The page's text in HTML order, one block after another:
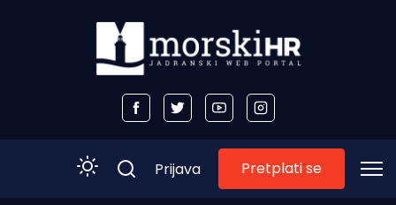
Prijava Pretplati se